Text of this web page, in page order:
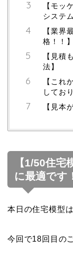
【モッ
システ
【業界
格！！】
【見積
法】
【これ
してお
【見本
【1/50住
に最適です
本日の住宅模型
今回で18回目の